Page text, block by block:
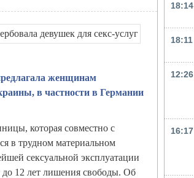
женщинам
в частности в Германии
которая совместно с
в трудном материальном
сексуальной эксплуатации
до 12 лет лишения свободы. Об
18:14
18:11
12:26
16:17